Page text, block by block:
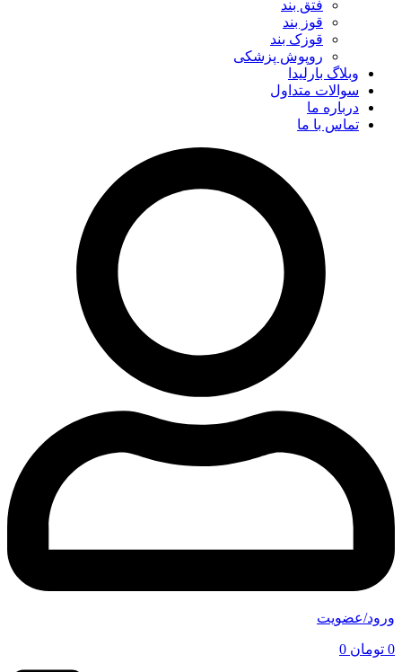
فتق بند
قوز بند
قوزک بند
روپوش پزشکی
وبلاگ بارلیدا
سوالات متداول
درباره ما
تماس با ما
ورود/عضویت
0 تومان 0